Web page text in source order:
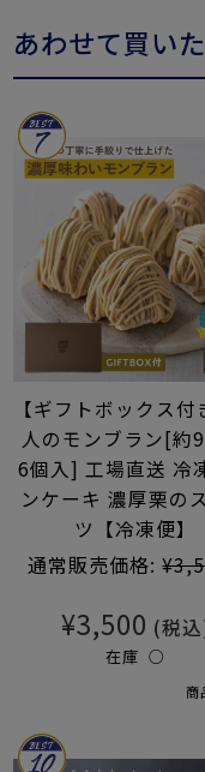
あわせて買い
【ギフトボックス付
人のモンブラン[約
6個入] 工場直送 冷
ンケーキ 濃厚栗の
ツ【冷凍便】
通常販売価格:
¥3,500 (税
在庫 ○
商